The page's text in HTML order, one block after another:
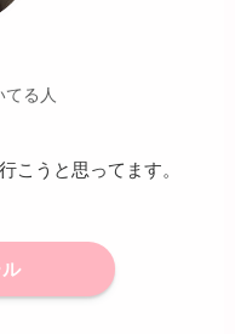
てる人
こうと思ってます。